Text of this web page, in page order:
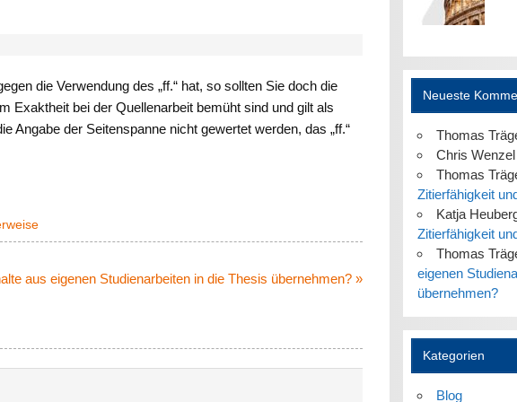
die Verwendung des „ff.“ hat, so sollten Sie doch die
Exaktheit bei der Quellenarbeit bemüht sind und gilt als
Angabe der Seitenspanne nicht gewertet werden, das „ff.“
aus eigenen Studienarbeiten in die Thesis übernehmen? »
Neueste
Thomas
Chris Wenzel
Thomas
Zitierfähigkeit
Katja
Zitierfähigkeit
Thomas
eigenen
übernehmen?
Kategorien
Blog